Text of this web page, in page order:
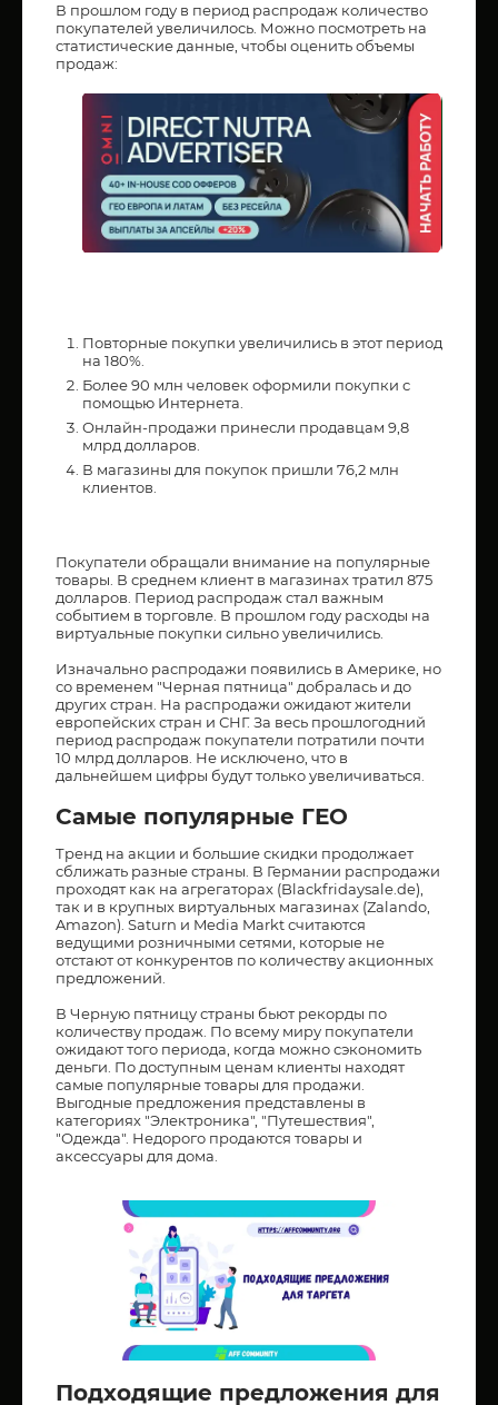
В прошлом году в период распродаж количество
покупателей увеличилось. Можно посмотреть на
статистические данные, чтобы оценить объемы
продаж:
Повторные покупки увеличились в этот период
на 180%.
Более 90 млн человек оформили покупки с
помощью Интернета.
Онлайн-продажи принесли продавцам 9,8
млрд долларов.
В магазины для покупок пришли 76,2 млн
клиентов.
Покупатели обращали внимание на популярные
товары. В среднем клиент в магазинах тратил 875
долларов. Период распродаж стал важным
событием в торговле. В прошлом году расходы на
виртуальные покупки сильно увеличились.
Изначально распродажи появились в Америке, но
со временем "Черная пятница" добралась и до
других стран. На распродажи ожидают жители
европейских стран и СНГ. За весь прошлогодний
период распродаж покупатели потратили почти
10 млрд долларов. Не исключено, что в
дальнейшем цифры будут только увеличиваться.
Самые популярные ГЕО
Тренд на акции и большие скидки продолжает
сближать разные страны. В Германии распродажи
проходят как на агрегаторах (Blackfridaysale.de),
так и в крупных виртуальных магазинах (Zalando,
Amazon). Saturn и Media Markt считаются
ведущими розничными сетями, которые не
отстают от конкурентов по количеству акционных
предложений.
В Черную пятницу страны бьют рекорды по
количеству продаж. По всему миру покупатели
ожидают того периода, когда можно сэкономить
деньги. По доступным ценам клиенты находят
самые популярные товары для продажи.
Выгодные предложения представлены в
категориях "Электроника", "Путешествия",
"Одежда". Недорого продаются товары и
аксессуары для дома.
Подходящие предложения для